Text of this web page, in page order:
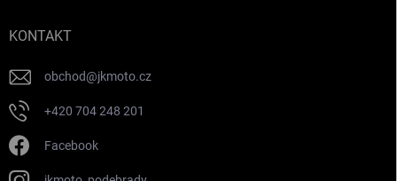
KONTAKT
obchod@jkmoto.cz
+420 704 248 201
Facebook